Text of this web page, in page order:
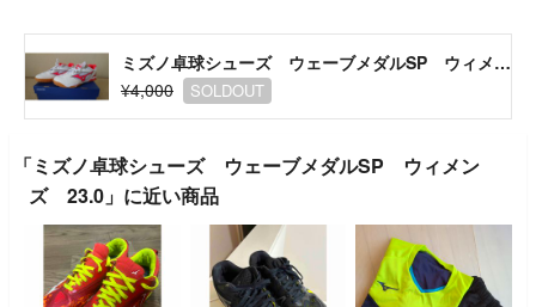
ミズノ卓球シューズ ウェーブメダルSP ウィメンズ 23.0
¥4,000
SOLDOUT
「ミズノ卓球シューズ ウェーブメダルSP ウィメン
ズ 23.0」に近い商品